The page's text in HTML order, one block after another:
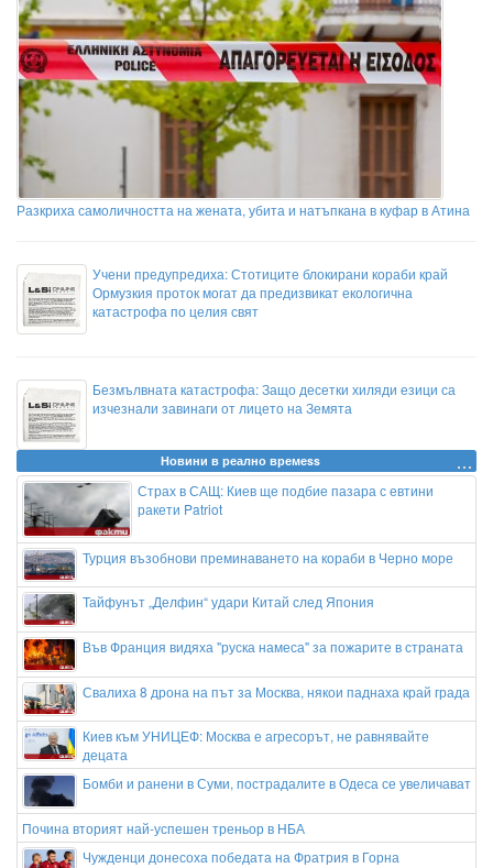
Разкриха самоличността на жената, убита и натъпкана в куфар в Атина
Учени предупредиха: Стотиците блокирани кораби край
Ормузкия проток могат да предизвикат екологична
катастрофа по целия свят
Безмълвната катастрофа: Защо десетки хиляди езици са
изчезнали завинаги от лицето на Земята
Новини в реално времеss
Страх в САЩ: Киев ще подбие пазара с евтини
ракети Patriot
Турция възобнови преминаването на кораби в Черно море
Тайфунът „Делфин“ удари Китай след Япония
Във Франция видяха "руска намеса" за пожарите в страната
Свалиха 8 дрона на път за Москва, някои паднаха край града
Киев към УНИЦЕФ: Москва е агресорът, не равнявайте
децата
Бомби и ранени в Суми, пострадалите в Одеса се увеличават
Почина вторият най-успешен треньор в НБА
Чужденци донесоха победата на Фратрия в Горна